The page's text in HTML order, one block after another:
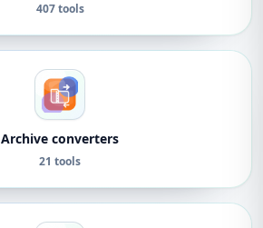
407 tools
Archive converters
21 tools